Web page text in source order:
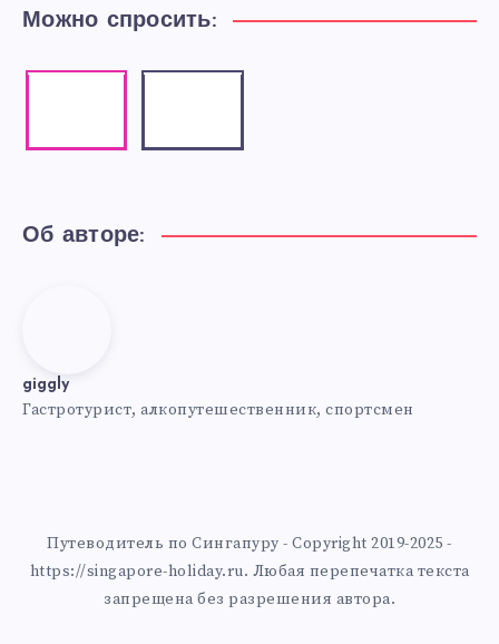
Можно спросить:
Об авторе:
giggly
Гастротурист, алкопутешественник, спортсмен
Путеводитель по Сингапуру - Copyright 2019-2025 -
https://singapore-holiday.ru. Любая перепечатка текста
запрещена без разрешения автора.